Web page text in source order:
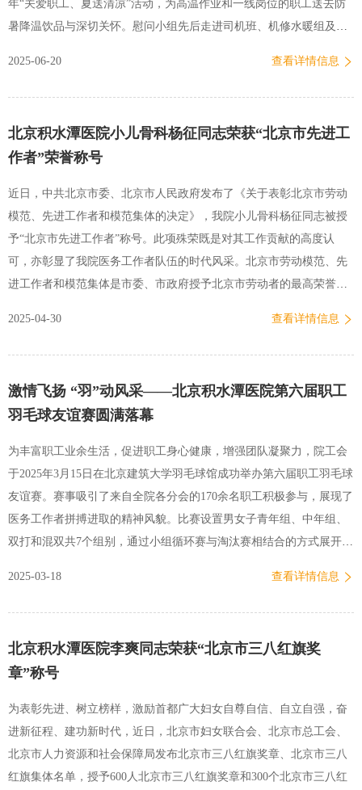
年“关爱职工、夏送清凉”活动，为高温作业和一线岗位的职工送去防
暑降温饮品与深切关怀。慰问小组先后走进司机班、机修水暖组及消
做好本职工作的同时，要注意劳逸结合，科学采取防暑措施。这份来
他们将以更加饱满的热情、更加昂扬…
2025-06-20 查看详情信息
北京积水潭医院小儿骨科杨征同志荣获“北京市先进工
作者”荣誉称号
近日，中共北京市委、北京市人民政府发布了《关于表彰北京市劳动
模范、先进工作者和模范集体的决定》，我院小儿骨科杨征同志被授
予“北京市先进工作者”称号。此项殊荣既是对其工作贡献的高度认
可，亦彰显了我院医务工作者队伍的时代风采。北京市劳动模范、先
进工作者和模范集体是市委、市政府授予北京市劳动者的最高荣誉，
儿骨科这一特色领域，坚持以临床需要为中心，用心血和汗水浇筑了
2006年带领团队开设“马蹄…
2025-04-30 查看详情信息
激情飞扬 “羽”动风采——北京积水潭医院第六届职工
羽毛球友谊赛圆满落幕
为丰富职工业余生活，促进职工身心健康，增强团队凝聚力，院工会
于2025年3月15日在北京建筑大学羽毛球馆成功举办第六届职工羽毛球
友谊赛。赛事吸引了来自全院各分会的170余名职工积极参与，展现了
医务工作者拼搏进取的精神风貌。比赛设置男女子青年组、中年组、
双打和混双共7个组别，通过小组循环赛与淘汰赛相结合的方式展开角
的巧妙布局，也有体能的激烈对抗。比赛现场气氛热烈，比分交替上
赛第二”的体育精神。 …
2025-03-18 查看详情信息
北京积水潭医院李爽同志荣获“北京市三八红旗奖
章”称号
为表彰先进、树立榜样，激励首都广大妇女自尊自信、自立自强，奋
进新征程、建功新时代，近日，北京市妇女联合会、北京市总工会、
北京市人力资源和社会保障局发布北京市三八红旗奖章、北京市三八
红旗集体名单，授予600人北京市三八红旗奖章和300个北京市三八红